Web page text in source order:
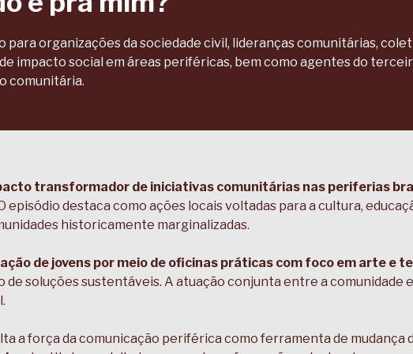
para organizações da sociedade civil, lideranças comunitárias,
impacto social em áreas periféricas, bem como agentes do
comunitária.
transformador de iniciativas comunitárias nas periferias
episódio destaca como ações locais voltadas para a cultura,
historicamente marginalizadas.
de jovens por meio de oficinas práticas com foco em arte e
de soluções sustentáveis. A atuação conjunta entre a
a força da comunicação periférica como ferramenta de mudança